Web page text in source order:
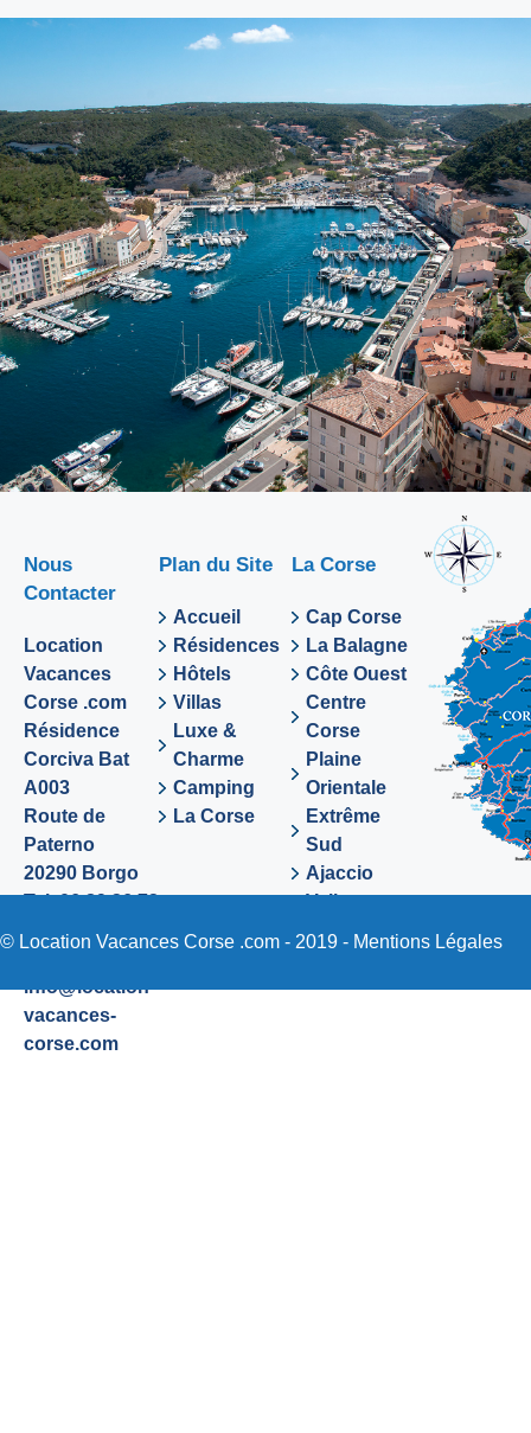
Nous
Contacter
Location
Vacances
Corse .com
Résidence
Corciva Bat
A003
Route de
Paterno
20290 Borgo
Tel. 06 89 36 72
info@location-
vacances-
corse.com
Plan du Site
Accueil
Résidences
Hôtels
Villas
Luxe &
Charme
Camping
La Corse
La Corse
Cap Corse
La Balagne
Côte Ouest
Centre
Corse
Plaine
Orientale
Extrême
Sud
Ajaccio
Valinco
Sartene
© Location Vacances Corse .com - 2019 - Mentions Légales